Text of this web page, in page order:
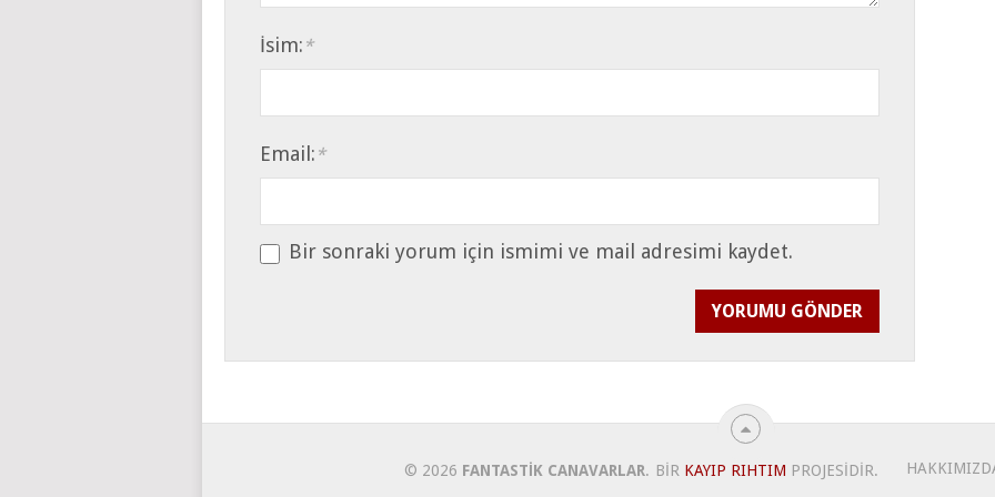
İsim: *
Email: *
Bir sonraki yorum için ismimi ve mail adresimi kaydet.
© 2026 FANTASTIK CANAVARLAR. BIR KAYIP RIHTIM PROJESIDIR.